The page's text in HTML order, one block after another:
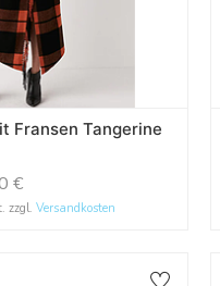
Fransen Tangerine
€
zzgl.Versandkosten